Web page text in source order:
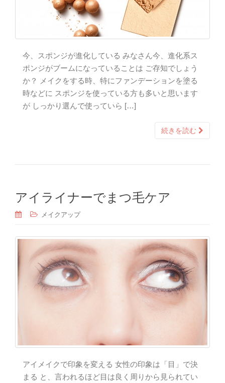
今、スポンジが進化している みなさん今、進化系ス
ポンジがブームになっていることは ご存知でしょう
か？ メイクをする時、特にファンデーションを塗る
時などに スポンジを使っている方も多いと思います
が しっかり選んで使っていら […]
続きを読む
アイライナーでまつ毛ケア
メイクアップ
アイメイクで印象を変える 女性の印象は「目」で決
まる と、言われるほど目は良く周りから見られてい